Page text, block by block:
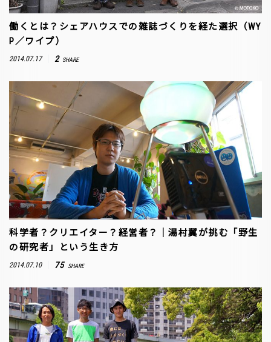
働くとは？シェアハウスでの雑誌づくりを経た選択（WY
P／ワイプ）
2014.07.17 2 SHARE
科学者？クリエイター？経営者？｜湯村翼が挑む「野生
の研究者」という生き方
2014.07.10 75 SHARE